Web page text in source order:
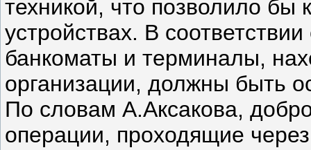
техникой, что позволило бы
устройствах. В
банкоматы и терминалы,
организации, должны быть
По словам А.Аксакова,
операции, проходящие